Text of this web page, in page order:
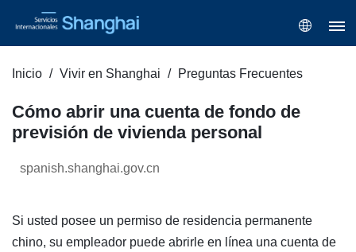
Inicio Vivir en Shanghai Preguntas Frecuentes
Cómo abrir una cuenta de fondo de
previsión de vivienda personal
spanish.shanghai.gov.cn
Si usted posee un permiso de residencia permanente
chino, su empleador puede abrirle en línea una cuenta de